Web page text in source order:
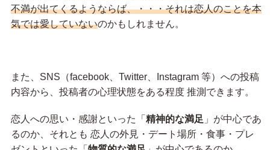
不満が出てくるようならば、・・・それは恋人のことを本
気では愛していないのかもしれません。
また、SNS（facebook、Twitter、Instagram 等）への投稿
内容から、投稿者の心理状態をある程度 推測できます。
恋人への思い・感謝といった「 精神的な満足 」が中心であ
るのか、それとも 恋人の外見・デート場所・食事・プレ